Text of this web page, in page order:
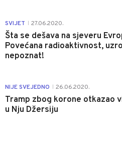
SVIJET 27.06.2020.
Šta se dešava na sjeveru
Povećana radioaktivnost,
nepoznat!
NIJE SVEJEDNO 26.06.2020.
Tramp zbog korone otkazao
u Nju Džersiju